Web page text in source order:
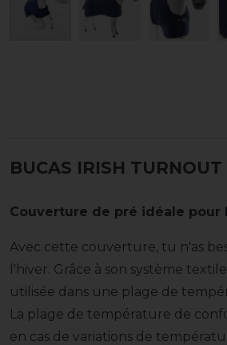
BUCAS IRISH
Couverture de pré idéale pour
Avec cette couverture, tu n'as
l'hiver. Grâce à son système
utilisée dans une plage de
La plage de température de
en cas de variations de